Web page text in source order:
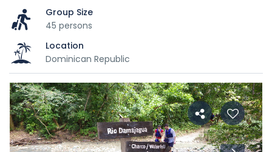
Group Size
45 persons
Location
Dominican Republic